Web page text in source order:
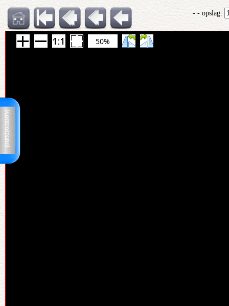
Kontrolpanel
- - opslag:
50%